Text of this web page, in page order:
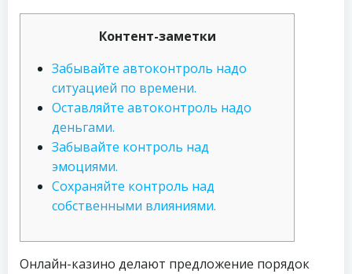
Контент-заметки
Забывайте автоконтроль надо
ситуацией по времени.
Оставляйте автоконтроль надо
деньгами.
Забывайте контроль над
эмоциями.
Сохраняйте контроль над
собственными влияниями.
Онлайн-казино делают предложение порядок